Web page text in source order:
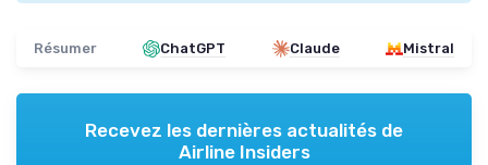
Résumer ChatGPT Claude Mistral
Recevez les dernières actualités de
Airline Insiders